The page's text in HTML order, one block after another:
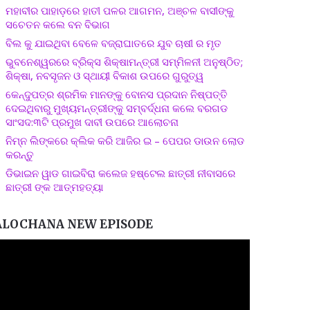
ମହାବୀର ପାହାଡ଼ରେ ହାତୀ ପଳର ଆଗମନ, ଅଞ୍ଚଳ ବାସୀଙ୍କୁ
ସଚେତନ କଲେ ବନ ବିଭାଗ
ବିଲ କୁ ଯାଇଥିବା ବେଳେ ବଜ୍ରାଘାତରେ ଯୁବ ଚାଷୀ ର ମୃତ
ଭୁବନେଶ୍ୱରରେ ବ୍ରିକ୍ସ ଶିକ୍ଷାମନ୍ତ୍ରୀ ସମ୍ମିଳନୀ ଅନୁଷ୍ଠିତ;
ଶିକ୍ଷା, ନବସୃଜନ ଓ ସ୍ଥାୟୀ ବିକାଶ ଉପରେ ଗୁରୁତ୍ୱ
କେନ୍ଦୁପତ୍ର ଶ୍ରମିକ ମାନଙ୍କୁ ବୋନସ ପ୍ରଦାନ ନିଷ୍ପତ୍ତି
ଦେଇଥିବାରୁ ମୁଖ୍ୟମନ୍ତ୍ରୀଙ୍କୁ ସମ୍ବର୍ଦ୍ଧନା କଲେ ବରଗଡ
ସାଂସଦ:୩ଟି ପ୍ରମୁଖ ଦାବୀ ଉପରେ ଆଲୋଚନା
ନିମ୍ନ ଲିଙ୍କରେ କ୍ଲିକ କରି ଆଜିର ଇ – ପେପର ଡାଉନ ଲୋଡ
କରନ୍ତୁ
ଡିଭାଇନ ୱାଡ ଗାଇବିରା କଲେଜ ହଷ୍ଟେଲ ଛାତ୍ରୀ ନୀବାସରେ
ଛାତ୍ରୀ ଙ୍କ ଆତ୍ମହତ୍ୟା
NEW EPISODE